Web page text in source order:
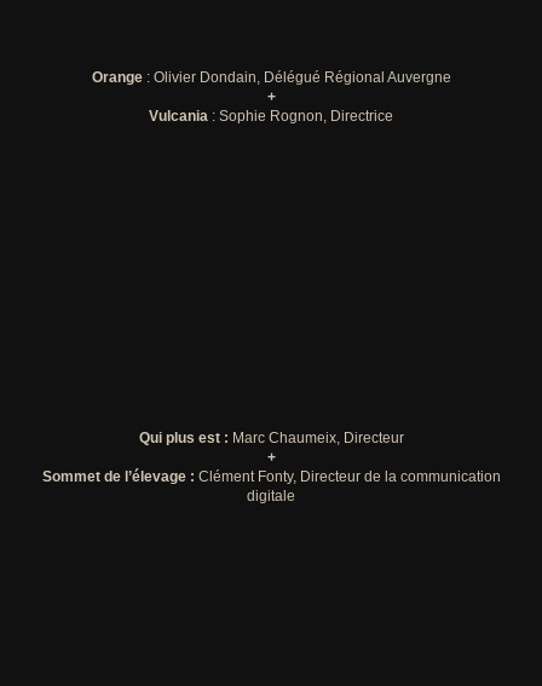
Orange: Olivier Dondain, Délégué Régional Auvergne
+
Vulcania : Sophie Rognon, Directrice
Qui plus est : Marc Chaumeix, Directeur
+
Sommet de l’élevage : Clément Fonty, Directeur de la communication
digitale